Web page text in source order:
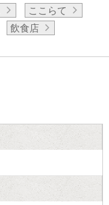
ここらて
飲食店